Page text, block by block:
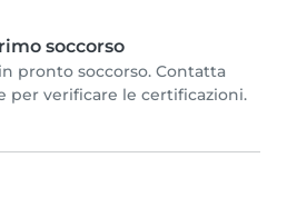
soccorso
pronto soccorso. Contatta
per verificare le certificazioni.